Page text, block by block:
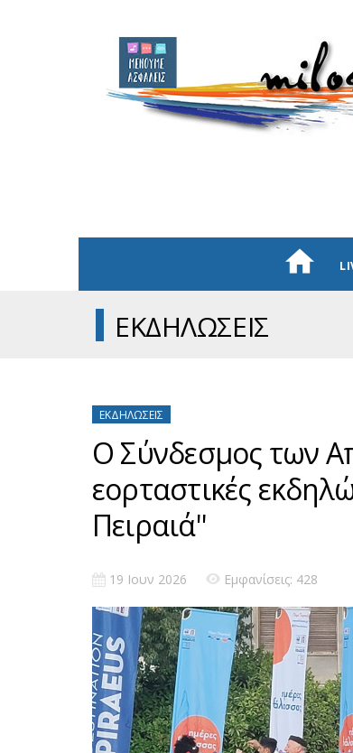
ΕΚΔΗΛΩΣΕΙΣ
ΕΚΔΗΛΏΣΕΙΣ
Ο Σύνδεσμος των
εορταστικές
Πειραιά''
19 Ιουν 2026 Εμφανίσεις: 428